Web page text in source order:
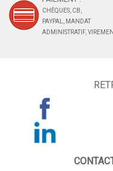
CHÈQUES, CB,
PAYPAL, MANDAT
ADMINISTRATIF,